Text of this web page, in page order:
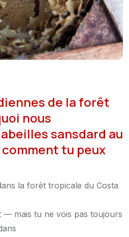
de la forêt
nous
sansdard au
tu peux
la forêt tropicale du Costa
mais tu ne vois pas toujours